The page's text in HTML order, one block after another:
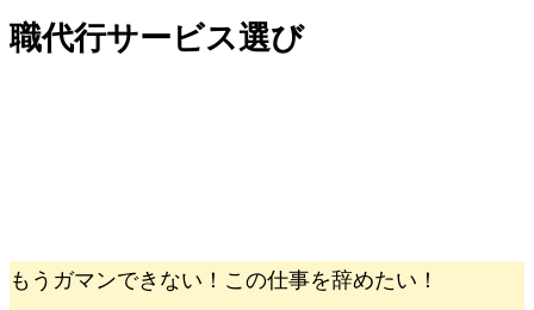
職代行サービス選び
もうガマンできない！この仕事を辞めたい！